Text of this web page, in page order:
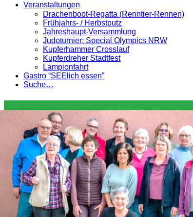
Veranstaltungen
Drachenboot-Regatta (Renntier-Rennen)
Frühjahrs- / Herbstputz
Jahreshaupt-Versammlung
Judoturnier: Special Olympics NRW
Kupferhammer Crosslauf
Kupferdreher Stadtfest
Lampionfahrt
Gastro “SEElich essen”
Suche…